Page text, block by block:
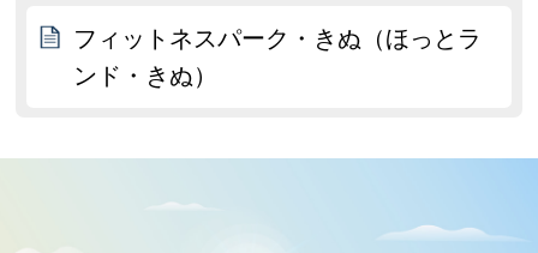
フィットネスパーク・きぬ（ほっとラ
ンド・きぬ）